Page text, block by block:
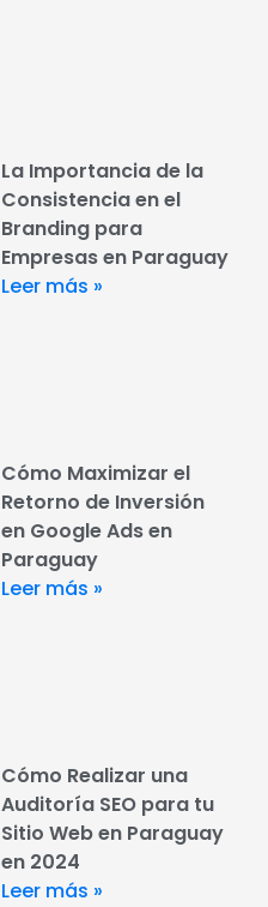
La Importancia de la
Consistencia en el
Branding para
Empresas en Paraguay
Leer más »
Cómo Maximizar el
Retorno de Inversión
en Google Ads en
Paraguay
Leer más »
Cómo Realizar una
Auditoría SEO para tu
Sitio Web en Paraguay
en 2024
Leer más »